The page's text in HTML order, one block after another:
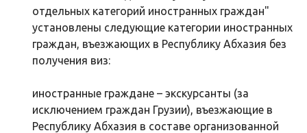
отдельных категорий иностранных граждан"
установлены следующие категории иностранных
граждан, въезжающих в Республику Абхазия без
получения виз:
иностранные граждане – экскурсанты (за
исключением граждан Грузии), въезжающие в
Республику Абхазия в составе организованной